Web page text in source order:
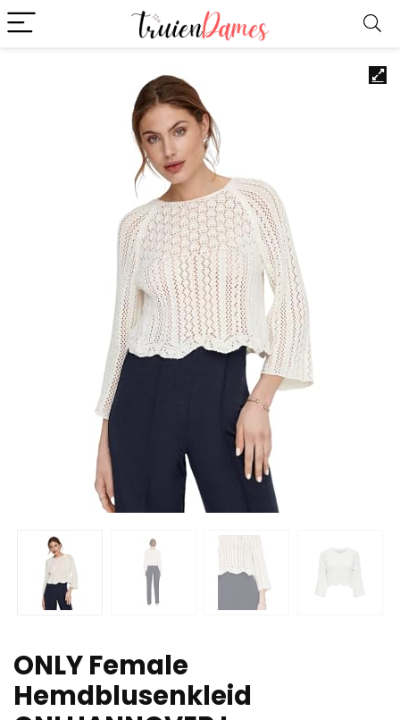
ONLY Female
Hemdblusenkleid